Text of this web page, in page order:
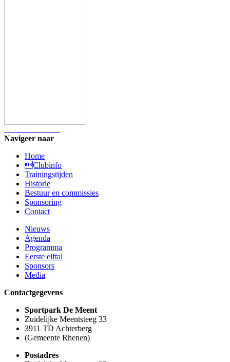
Navigeer naar
Home
Clubinfo
Trainingstijden
Historie
Bestuur en commissies
Sponsoring
Contact
Nieuws
Agenda
Programma
Eerste elftal
Sponsors
Media
Contactgegevens
Sportpark De Meent
Zuidelijke Meentsteeg 33
3911 TD Achterberg
(Gemeente Rhenen)
Postadres